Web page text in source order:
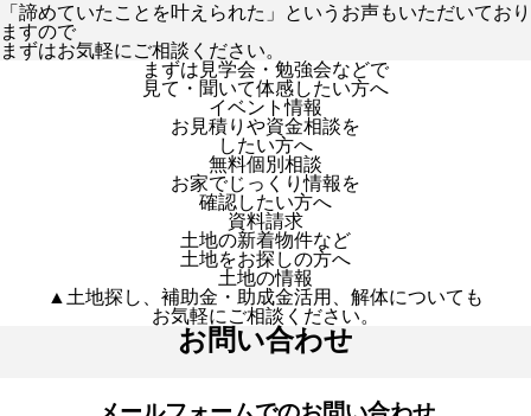
「諦めていたことを叶えられた」というお声もいただいており
ますので
まずはお気軽にご相談ください。
まずは見学会・勉強会などで
見て・聞いて体感したい方へ
イベント情報
お見積りや資金相談を
したい方へ
無料個別相談
お家でじっくり情報を
確認したい方へ
資料請求
土地の新着物件など
土地をお探しの方へ
土地の情報
▲土地探し、補助金・助成金活用、解体についても
お気軽にご相談ください。
お問い合わせ